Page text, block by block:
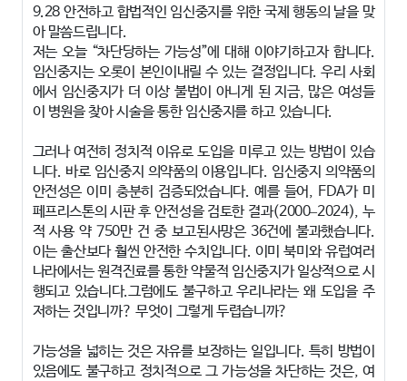
9.28 안전하고 합법적인 임신중지를 위한 국제 행동의 날을 맞
아 말씀드립니다.
저는 오늘 “차단당하는 가능성”에 대해 이야기하고자 합니다.
임신중지는 오롯이 본인이 내릴 수 있는 결정입니다. 우리 사회
에서 임신중지가 더 이상 불법이 아니게 된 지금, 많은 여성들
이 병원을 찾아 시술을 통한 임신중지를 하고 있습니다.
그러나 여전히 정치적 이유로 도입을 미루고 있는 방법이 있습
니다. 바로 임신중지 의약품의 이용입니다. 임신중지 의약품의
안전성은 이미 충분히 검증되었습니다. 예를 들어, FDA가 미
페프리스톤의 시판 후 안전성을 검토한 결과(2000–2024), 누
적 사용 약 750만 건 중 보고된사망은 36건에 불과했습니다.
이는 출산보다 훨씬 안전한 수치입니다. 이미 북미와 유럽여러
나라에서는 원격진료를 통한 약물적 임신중지가 일상적으로 시
행되고 있습니다.그럼에도 불구하고 우리나라는 왜 도입을 주
저하는 것입니까? 무엇이 그렇게 두렵습니까?
가능성을 넓히는 것은 자유를 보장하는 일입니다. 특히 방법이
있음에도 불구하고 정치 적으로 그 가능성을 차단하는 것은, 여